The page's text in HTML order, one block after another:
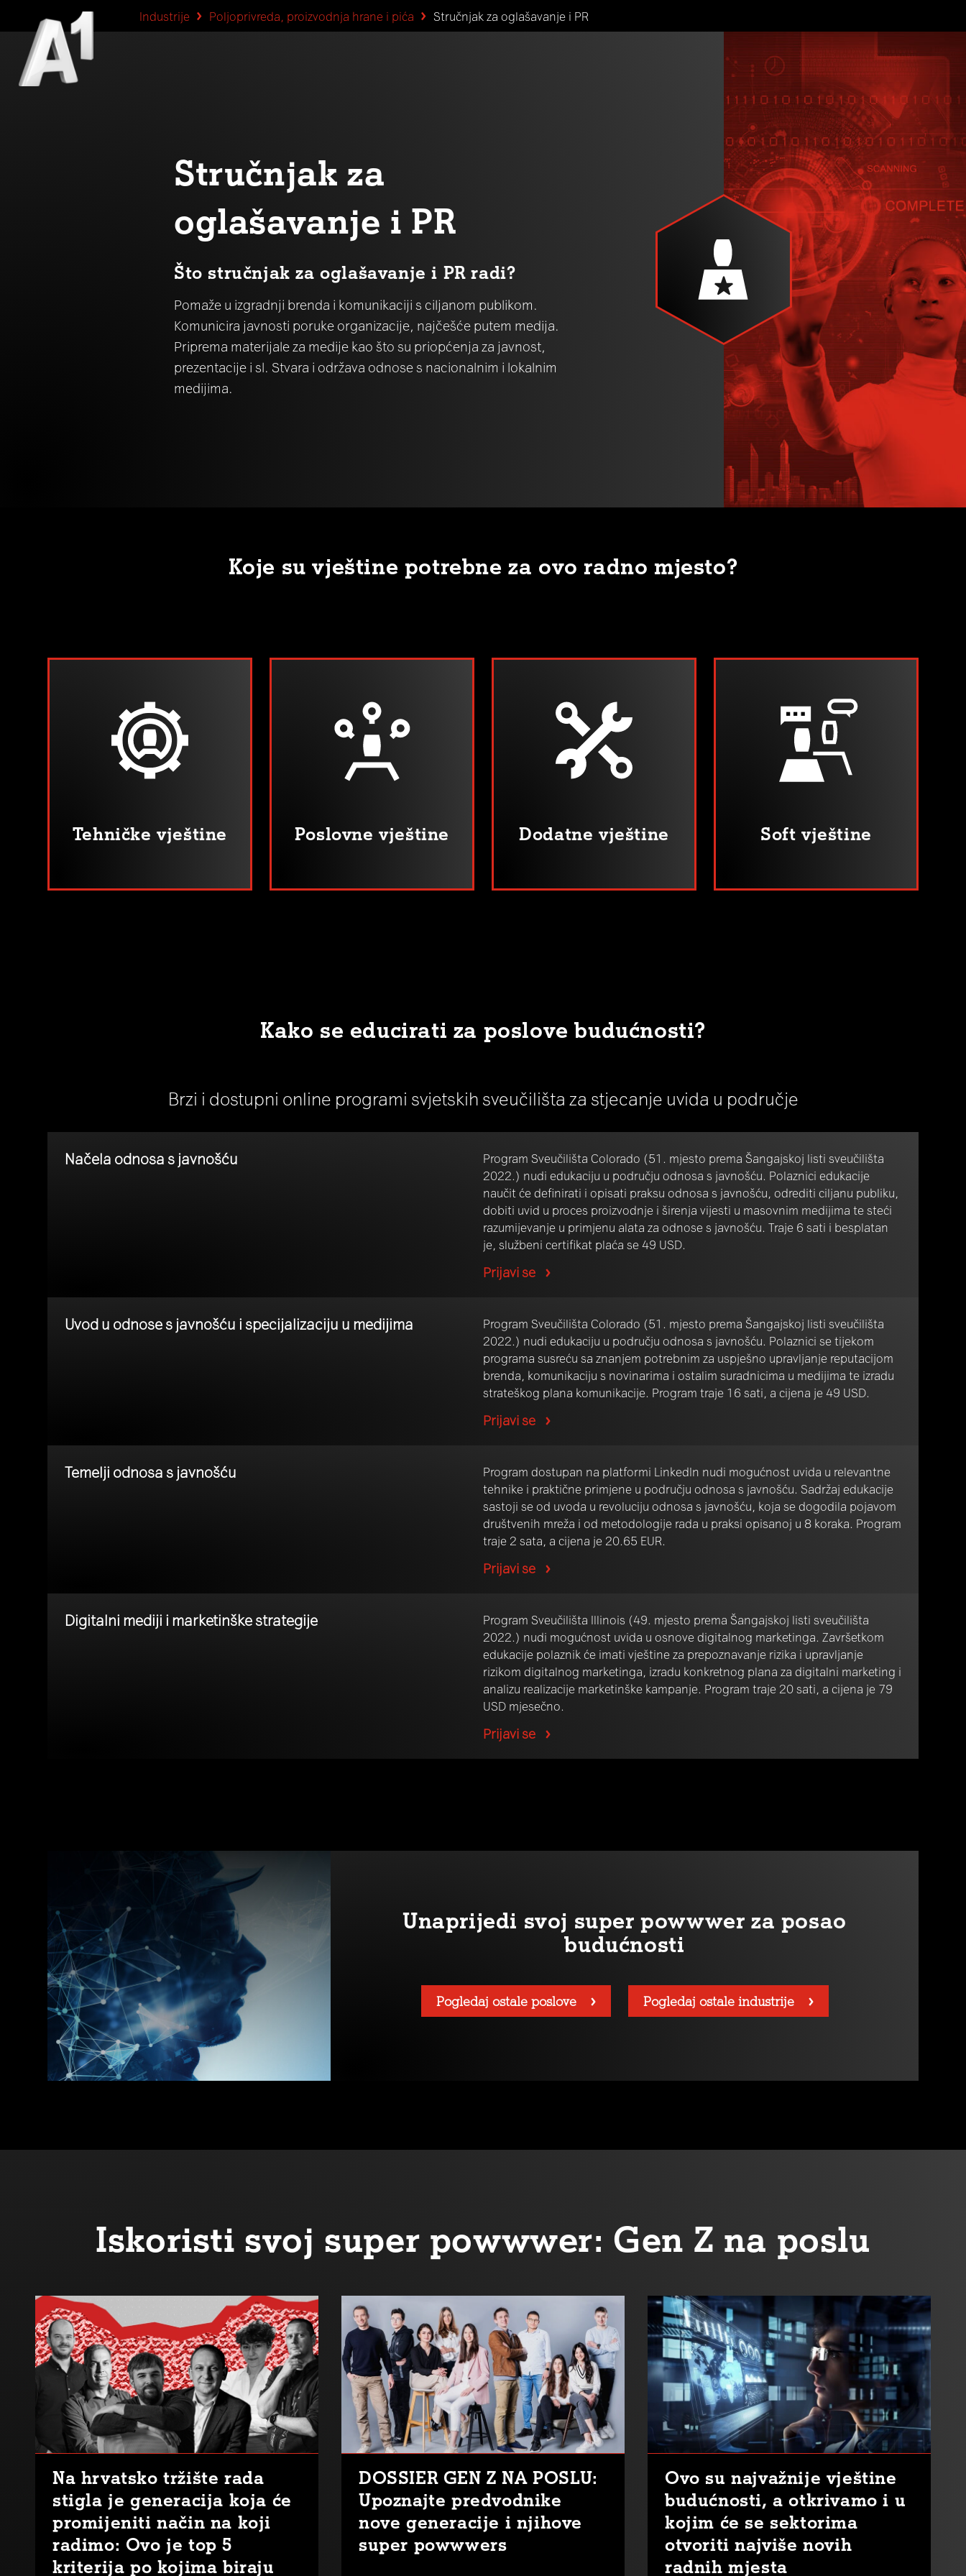
Industrije Poljoprivreda, proizvodnja hrane i pića Stručnjak za oglašavanje i PR
Stručnjak za
oglašavanje i PR
Što stručnjak za oglašavanje i PR radi?
Pomaže u izgradnji brenda i komunikaciji s ciljanom publikom.
Komunicira javnosti poruke organizacije, najčešće putem medija.
Priprema materijale za medije kao što su priopćenja za javnost,
prezentacije i sl. Stvara i održava odnose s nacionalnim i lokalnim
medijima.
Koje su vještine potrebne za ovo radno mjesto?
Tehničke vještine Poslovne vještine Dodatne vještine Soft vještine
Kako se educirati za poslove budućnosti?
Brzi i dostupni online programi svjetskih sveučilišta za stjecanje uvida u područje
Načela odnosa s javnošću
Program Sveučilišta Colorado (51. mjesto prema Šangajskoj listi sveučilišta
2022.) nudi edukaciju u području odnosa s javnošću. Polaznici edukacije
naučit će definirati i opisati praksu odnosa s javnošću, odrediti ciljanu publiku,
dobiti uvid u proces proizvodnje i širenja vijesti u masovnim medijima te steći
razumijevanje u primjenu alata za odnose s javnošću. Traje 6 sati i besplatan
je, službeni certifikat plaća se 49 USD.
Prijavi se
Uvod u odnose s javnošću i specijalizaciju u medijima
Program Sveučilišta Colorado (51. mjesto prema Šangajskoj listi sveučilišta
2022.) nudi edukaciju u području odnosa s javnošću. Polaznici se tijekom
programa susreću sa znanjem potrebnim za uspješno upravljanje reputacijom
brenda, komunikaciju s novinarima i ostalim suradnicima u medijima te izradu
strateškog plana komunikacije. Program traje 16 sati, a cijena je 49 USD.
Prijavi se
Temelji odnosa s javnošću
Program dostupan na platformi LinkedIn nudi mogućnost uvida u relevantne
tehnike i praktične primjene u području odnosa s javnošću. Sadržaj edukacije
sastoji se od uvoda u revoluciju odnosa s javnošću, koja se dogodila pojavom
društvenih mreža i od metodologije rada u praksi opisanoj u 8 koraka. Program
traje 2 sata, a cijena je 20.65 EUR.
Prijavi se
Digitalni mediji i marketinške strategije
Program Sveučilišta Illinois (49. mjesto prema Šangajskoj listi sveučilišta
2022.) nudi mogućnost uvida u osnove digitalnog marketinga. Završetkom
edukacije polaznik će imati vještine za prepoznavanje rizika i upravljanje
rizikom digitalnog marketinga, izradu konkretnog plana za digitalni marketing i
analizu realizacije marketinške kampanje. Program traje 20 sati, a cijena je 79
USD mjesečno.
Prijavi se
Unaprijedi svoj super powwwer za posao
budućnosti
Pogledaj ostale poslove Pogledaj ostale industrije
Iskoristi svoj super powwwer: Gen Z na poslu
Na hrvatsko tržište rada
stigla je generacija koja će
promijeniti način na koji
radimo: Ovo je top 5
kriterija po kojima biraju
DOSSIER GEN Z NA POSLU:
Upoznajte predvodnike
nove generacije i njihove
super powwwers
Ovo su najvažnije vještine
budućnosti, a otkrivamo i u
kojim će se sektorima
otvoriti najviše novih
radnih mjesta